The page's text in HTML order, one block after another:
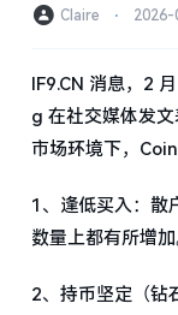
Claire ⋅ 2026-
IF9.CN 消息，2
g 在社交媒体发
市场环境下，
1、逢低买入：散
数量上都有所增加
2、持币坚定（钻